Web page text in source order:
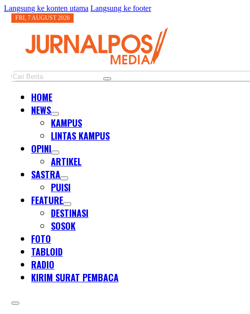
Langsung ke konten utama Langsung ke footer
FRI, 7 AUGUST 2026
Cari
HOME
NEWS
KAMPUS
LINTAS KAMPUS
OPINI
ARTIKEL
SASTRA
PUISI
FEATURE
DESTINASI
SOSOK
FOTO
TABLOID
RADIO
KIRIM SURAT PEMBACA